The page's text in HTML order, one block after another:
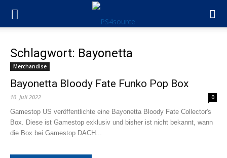
Schlagwort: Bayonetta
Merchandise
Bayonetta Bloody Fate Funko Pop Box
10. Juli 2022 0
Gamestop US veröffentlichte eine Bayonetta Bloody Fate Collector's
Box. Diese ist Gamestop exklusiv und bisher ist nicht bekannt, wann
die Box bei Gamestop DACH...